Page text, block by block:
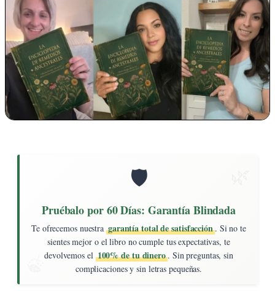
🛡️
Pruébalo por 60 Días: Garantía Blindada
Te ofrecemos nuestra garantía total de satisfacción. Si no te
sientes mejor o el libro no cumple tus expectativas, te
devolvemos el 100% de tu dinero. Sin preguntas, sin
complicaciones y sin letras pequeñas.